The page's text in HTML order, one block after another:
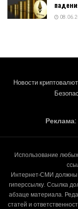
Артур
По